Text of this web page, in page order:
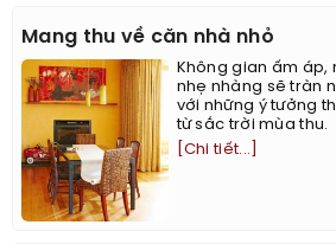
Mang thu về căn nhà nhỏ
Không gian ấm
nhẹ nhàng sẽ tràn
với những ý tưởng
từ sắc trời mùa thu.
[Chi tiết...]